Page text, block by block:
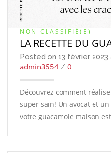
NON CLASSIFIÉ(E)
LA RECETTE DU
Posted on 13 février 2023
admin3554 / 0
Découvrez comment
super sain! Un avocat et
votre guacamole maison